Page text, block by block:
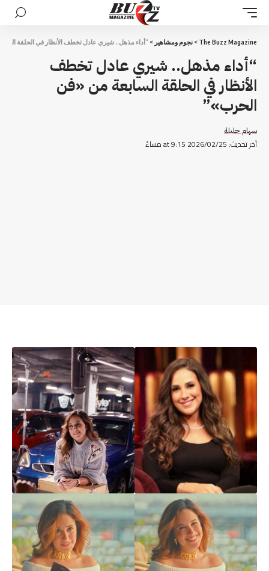
The Buzz Magazine
> نجوم ومشاهير > “أداء مذهل.. شيري عادل تخطف الأنظار في الحلقة
“أداء مذهل.. شيري عادل تخطف
الأنظار في الحلقة السابعة من «فن
الحرب»”
آخر تحديث: 2026/02/25 at 9:15 مساءً
سهام حليلة